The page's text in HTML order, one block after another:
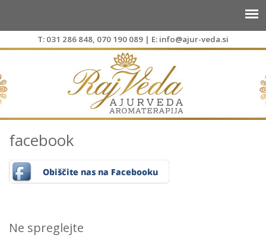
T: 031 286 848, 070 190 089 | E: info@ajur-veda.si
facebook
Ne spreglejte